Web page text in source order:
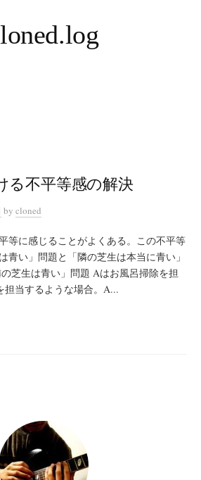
る不平等感の解決
by cloned
等に感じることがよくある。この不平等
青い」問題と「隣の芝生は本当に青い」
芝生は青い」問題 Aはお風呂掃除を担
担当するような場合。A...